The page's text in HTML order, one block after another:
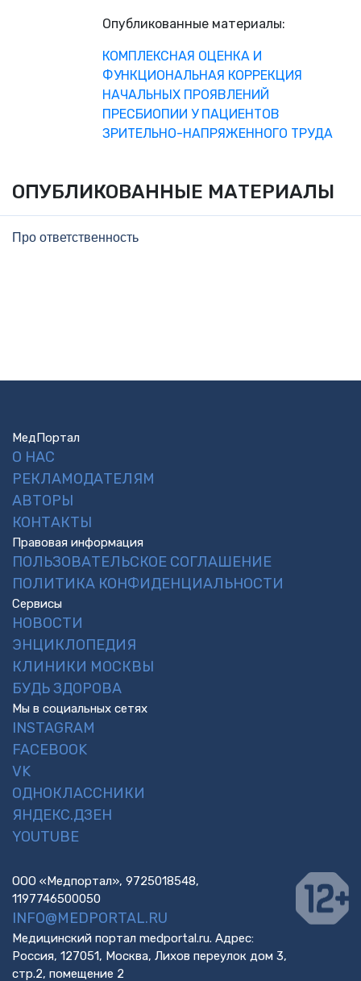
Опубликованные материалы:
КОМПЛЕКСНАЯ ОЦЕНКА И
ФУНКЦИОНАЛЬНАЯ КОРРЕКЦИЯ
НАЧАЛЬНЫХ ПРОЯВЛЕНИЙ
ПРЕСБИОПИИ У ПАЦИЕНТОВ
ЗРИТЕЛЬНО-НАПРЯЖЕННОГО ТРУДА
ОПУБЛИКОВАННЫЕ МАТЕРИАЛЫ
Про ответственность
МедПортал
О НАС
РЕКЛАМОДАТЕЛЯМ
АВТОРЫ
КОНТАКТЫ
Правовая информация
ПОЛЬЗОВАТЕЛЬСКОЕ СОГЛАШЕНИЕ
ПОЛИТИКА КОНФИДЕНЦИАЛЬНОСТИ
Сервисы
НОВОСТИ
ЭНЦИКЛОПЕДИЯ
КЛИНИКИ МОСКВЫ
БУДЬ ЗДОРОВА
Мы в социальных сетях
INSTAGRAM
FACEBOOK
VK
ОДНОКЛАССНИКИ
ЯНДЕКС.ДЗЕН
YOUTUBE
ООО «Медпортал», 9725018548,
1197746500050
INFO@MEDPORTAL.RU
Медицинский портал medportal.ru. Адрес:
Россия, 127051, Москва, Лихов переулок дом 3,
стр.2, помещение 2